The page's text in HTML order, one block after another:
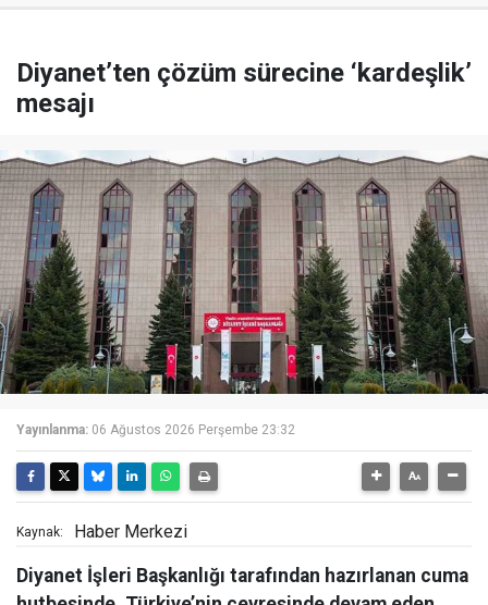
Diyanet’ten çözüm sürecine ‘kardeşlik’
mesajı
Yayınlanma: 06 Ağustos 2026 Perşembe 23:32
Kaynak: Haber Merkezi
Diyanet İşleri Başkanlığı tarafından hazırlanan cuma